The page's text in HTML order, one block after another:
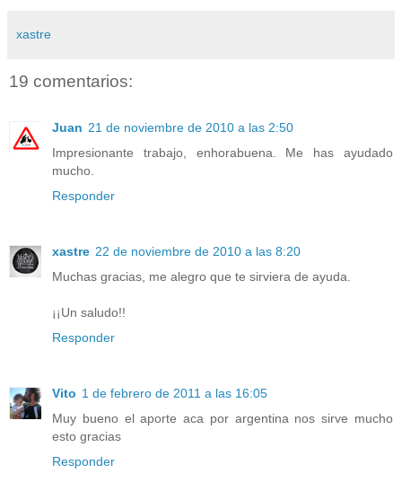
xastre
19 comentarios:
Juan 21 de noviembre de 2010 a las 2:50
Impresionante trabajo, enhorabuena. Me has ayudado
mucho.
Responder
xastre 22 de noviembre de 2010 a las 8:20
Muchas gracias, me alegro que te sirviera de ayuda.
¡¡Un saludo!!
Responder
Vito 1 de febrero de 2011 a las 16:05
Muy bueno el aporte aca por argentina nos sirve mucho
esto gracias
Responder